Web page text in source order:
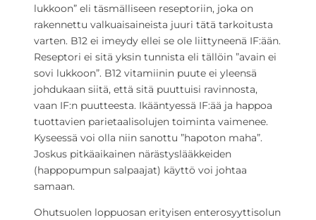
lukkoon” eli täsmälliseen reseptoriin, joka on
rakennettu valkuaisaineista juuri tätä tarkoitusta
varten. B12 ei imeydy ellei se ole liittyneenä IF:ään.
Reseptori ei sitä yksin tunnista eli tällöin ”avain ei
sovi lukkoon”. B12 vitamiinin puute ei yleensä
johdukaan siitä, että sitä puuttuisi ravinnosta,
vaan IF:n puutteesta. Ikääntyessä IF:ää ja happoa
tuottavien parietaalisolujen toiminta vaimenee.
Kyseessä voi olla niin sanottu ”hapoton maha”.
Joskus pitkäaikainen närästyslääkkeiden
(happopumpun salpaajat) käyttö voi johtaa
samaan.
Ohutsuolen loppuosan erityisen enterosyyttisolun